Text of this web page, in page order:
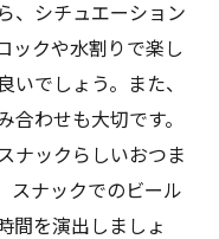
、シチュエーション
ックや水割りで楽し
いでしょう。また、
わせも大切です。
ナックらしいおつま
スナックでのビール
間を演出しましょ